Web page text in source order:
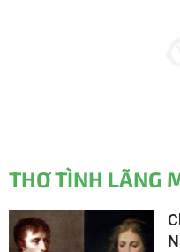
THƠ TÌNH LÃNG